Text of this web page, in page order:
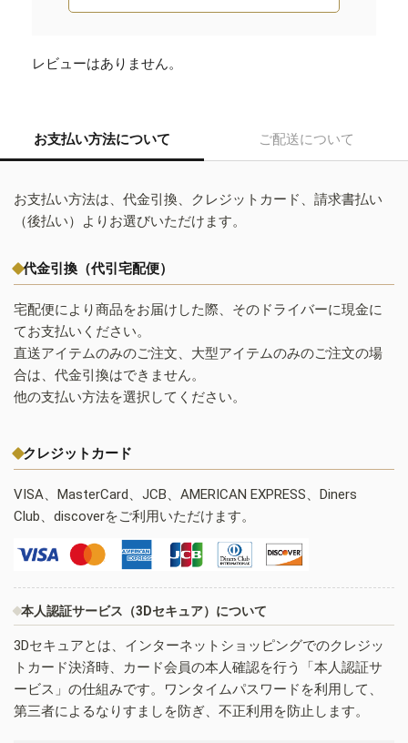
レビューはありません。
お支払い方法について ご配送について
お支払い方法は、代金引換、クレジットカード、請求書払い
（後払い）よりお選びいただけます。
代金引換（代引宅配便）
宅配便により商品をお届けした際、そのドライバーに現金に
てお支払いください。
直送アイテムのみのご注文、大型アイテムのみのご注文の場
合は、代金引換はできません。
他の支払い方法を選択してください。
クレジットカード
VISA、MasterCard、JCB、AMERICAN EXPRESS、Diners
Club、discoverをご利用いただけます。
本人認証サービス（3Dセキュア）について
3Dセキュアとは、インターネットショッピングでのクレジッ
トカード決済時、カード会員の本人確認を行う「本人認証サ
ービス」の仕組みです。ワンタイムパスワードを利用して、
第三者によるなりすましを防ぎ、不正利用を防止します。